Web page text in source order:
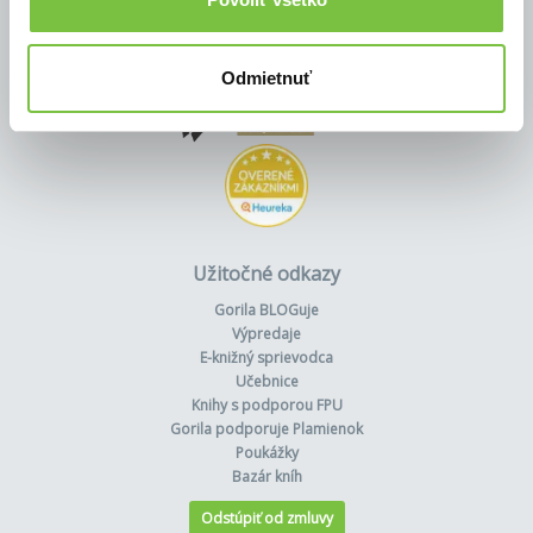
Odmietnuť
Užitočné odkazy
Gorila BLOGuje
Výpredaje
E-knižný sprievodca
Učebnice
Knihy s podporou FPU
Gorila podporuje Plamienok
Poukážky
Bazár kníh
Odstúpiť od zmluvy